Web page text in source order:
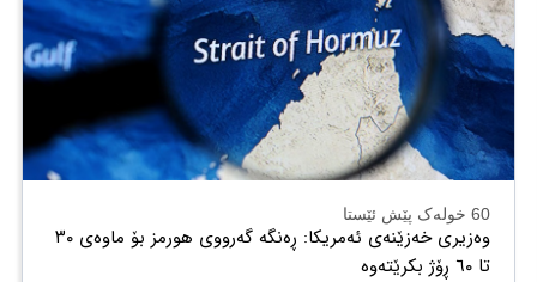
60 خولەک پێش ئێستا
وەزیری خەزێنەی ئەمریکا: ڕەنگە گەرووی هورمز بۆ ماوەی ٣٠
تا ٦٠ ڕۆژ بکرێتەوە